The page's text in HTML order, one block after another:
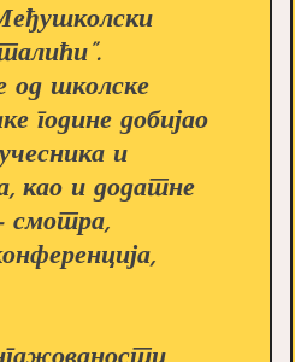
од школске
године добијао
и
као и додатне
смотра,